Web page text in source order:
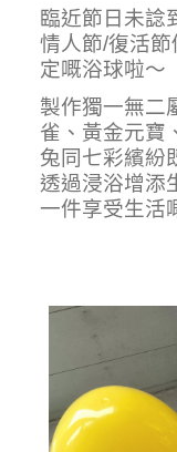
臨近節日未諗
情人節/復活
定嘅浴球啦～
製作獨一無二
雀、黃金元寶
兔同七彩繽紛
透過浸浴增添
一件享受生活